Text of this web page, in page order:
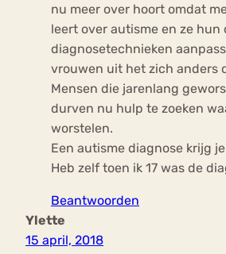
nu meer over hoort omdat
leert over autisme en ze hun
diagnosetechnieken
vrouwen uit het zich anders
Mensen die jarenlang
durven nu hulp te zoeken
worstelen.
Een autisme diagnose krijg
Heb zelf toen ik 17 was de
Beantwoorden
Ylette
15 april, 2018